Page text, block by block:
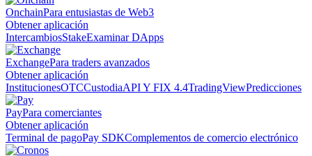
OnchainPara entusiastas de Web3
Obtener aplicación
IntercambiosStakeExaminar DApps
ExchangePara traders avanzados
Obtener aplicación
InstitucionesOTCCustodiaAPI Y FIX 4.4TradingViewPredicciones
PayPara comerciantes
Obtener aplicación
Terminal de pagoPay SDKComplementos de comercio electrónico